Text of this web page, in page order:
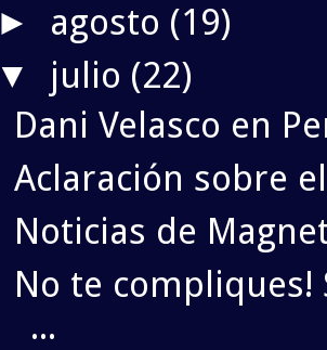
► agosto (19)
▼ julio (22)
Dani Velasco en
Aclaración sobre
Noticias de
No te
...